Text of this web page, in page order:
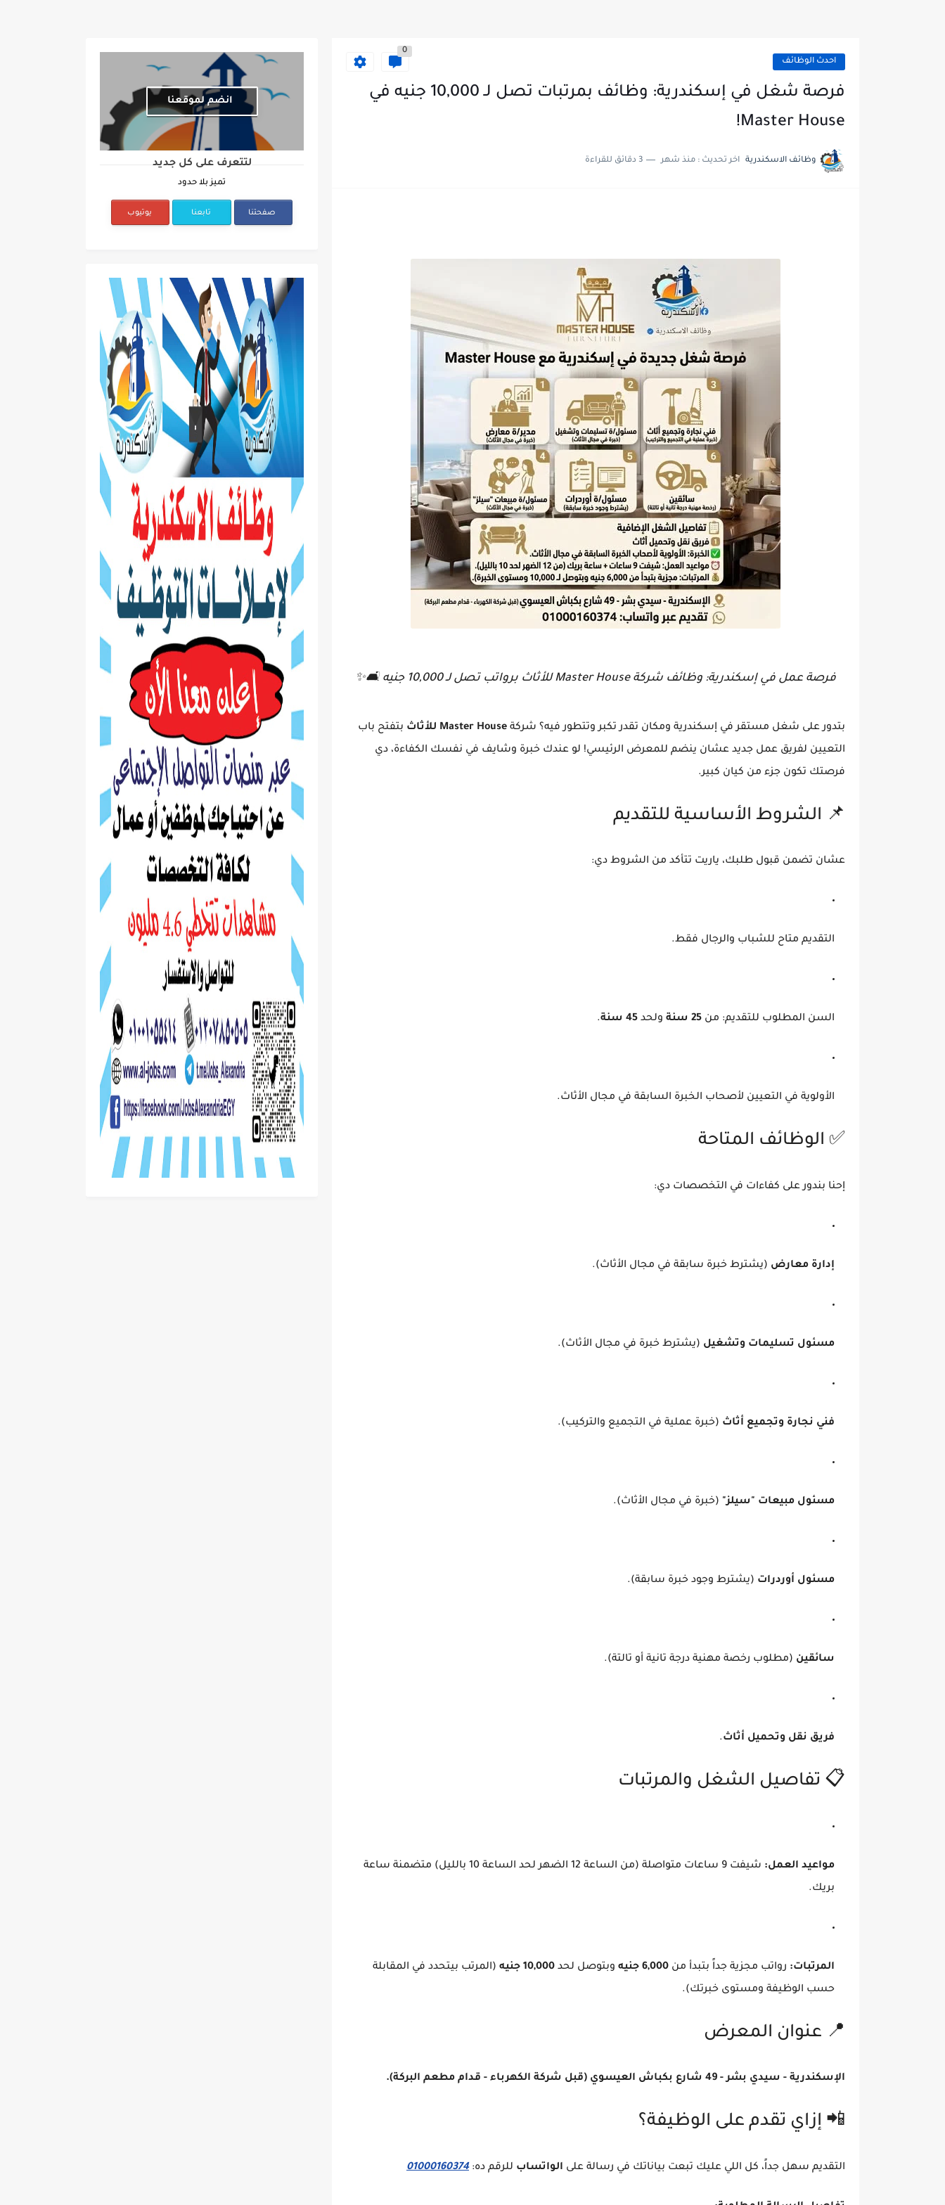
احدث الوظائف
0
فرصة شغل في إسكندرية: وظائف بمرتبات تصل لـ 10,000 جنيه في
Master House!
وظائف الاسكندرية اخر تحديث : منذ شهر 3 دقائق للقراءة
فرصة عمل في إسكندرية: وظائف شركة Master House للأثاث برواتب تصل لـ 10,000 جنيه 🛋️✨
بتدور على شغل مستقر في إسكندرية ومكان تقدر تكبر وتتطور فيه؟ شركة Master House للأثاث
بتفتح باب
التعيين لفريق عمل جديد عشان ينضم للمعرض الرئيسي! لو عندك خبرة وشايف في نفسك الكفاءة، دي
فرصتك تكون جزء من كيان كبير.
📌 الشروط الأساسية للتقديم
عشان تضمن قبول طلبك، ياريت تتأكد من الشروط دي:
التقديم متاح للشباب والرجال فقط.
السن المطلوب للتقديم: من 25 سنة ولحد 45 سنة .
الأولوية في التعيين لأصحاب الخبرة السابقة في مجال الأثاث.
✅ الوظائف المتاحة
إحنا بندور على كفاءات في التخصصات دي:
إدارة معارض (يشترط خبرة سابقة في مجال الأثاث).
مسئول تسليمات وتشغيل (يشترط خبرة في مجال الأثاث).
فني نجارة وتجميع أثاث (خبرة عملية في التجميع والتركيب).
مسئول مبيعات "سيلز" (خبرة في مجال الأثاث).
مسئول أوردرات (يشترط وجود خبرة سابقة).
سائقين (مطلوب رخصة مهنية درجة تانية أو تالتة).
فريق نقل وتحميل أثاث.
📋 تفاصيل الشغل والمرتبات
مواعيد العمل:
شيفت 9 ساعات متواصلة (من الساعة 12 الضهر لحد الساعة 10 بالليل) متضمنة ساعة
بريك.
المرتبات: رواتب مجزية جداً بتبدأ من 6,000 جنيه وبتوصل لحد 10,000 جنيه
(المرتب بيتحدد في المقابلة
حسب الوظيفة ومستوى خبرتك).
📍 عنوان المعرض
الإسكندرية - سيدي بشر - 49 شارع بكباش العيسوي (قبل شركة الكهرباء - قدام مطعم البركة).
📲 إزاي تقدم على الوظيفة؟
التقديم سهل جداً، كل اللي عليك تبعت بياناتك في رسالة على الواتساب للرقم ده:01000160374
انضم لموقعنا
لتتعرف على كل جديد
تميز بلا حدود
صفحتنا تابعنا يوتيوب